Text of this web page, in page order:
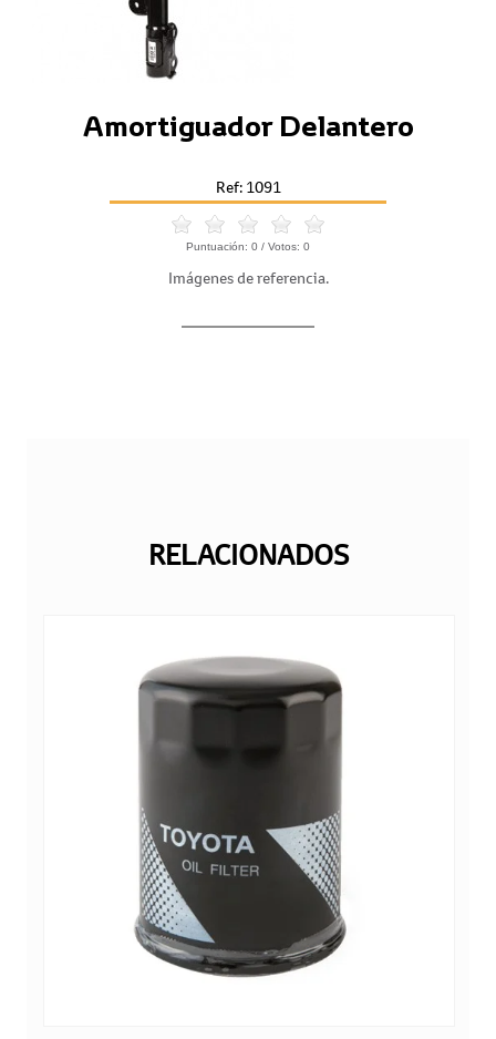
Amortiguador Delantero
Ref: 1091
Puntuación: 0 / Votos: 0
Imágenes de referencia.
RELACIONADOS